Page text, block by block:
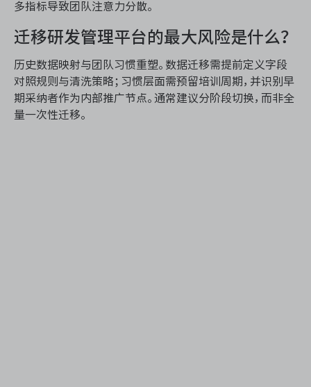
多指标导致团队注意力分散。
迁移研发管理平台的最大风险是什么？
历史数据映射与团队习惯重塑。数据迁移需提前定义字段
对照规则与清洗策略；习惯层面需预留培训周期，并识别早
期采纳者作为内部推广节点。通常建议分阶段切换，而非全
量一次性迁移。